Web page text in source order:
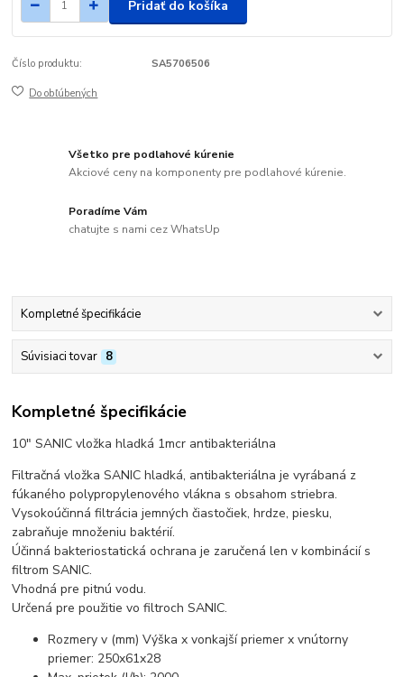
Pridať do košíka
Číslo produktu: SA5706506
Do obľúbených
Všetko pre podlahové kúrenie
Akciové ceny na komponenty pre podlahové kúrenie.
Poradíme Vám
chatujte s nami cez WhatsUp
Kompletné špecifikácie
Súvisiaci tovar 8
Kompletné špecifikácie
10" SANIC vložka hladká 1mcr antibakteriálna
Filtračná vložka SANIC hladká, antibakteriálna je vyrábaná z
fúkaného polypropylenového vlákna s obsahom striebra.
Vysokoúčinná filtrácia jemných čiastočiek, hrdze, piesku,
zabraňuje množeniu baktérií.
Účinná bakteriostatická ochrana je zaručená len v kombinácií s
filtrom SANIC.
Vhodná pre pitnú vodu.
Určená pre použitie vo filtroch SANIC.
Rozmery v (mm) Výška x vonkajší priemer x vnútorny
priemer: 250x61x28